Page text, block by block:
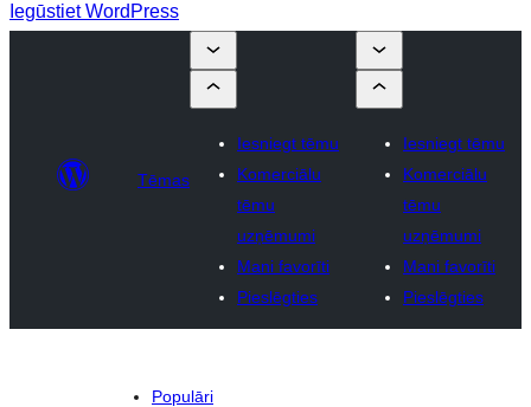
Iegūstiet WordPress
Tēmas
Iesniegt tēmu
Komerciālu
tēmu
uzņēmumi
Mani favorīti
Pieslēgties
Iesniegt tēmu
Komerciālu
tēmu
uzņēmumi
Mani favorīti
Pieslēgties
Populāri